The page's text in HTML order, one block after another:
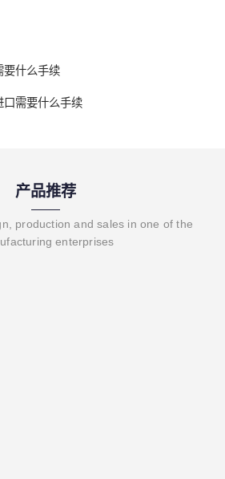
要什么手续
口需要什么手续
产品推荐
production and sales in one of the
enterprises